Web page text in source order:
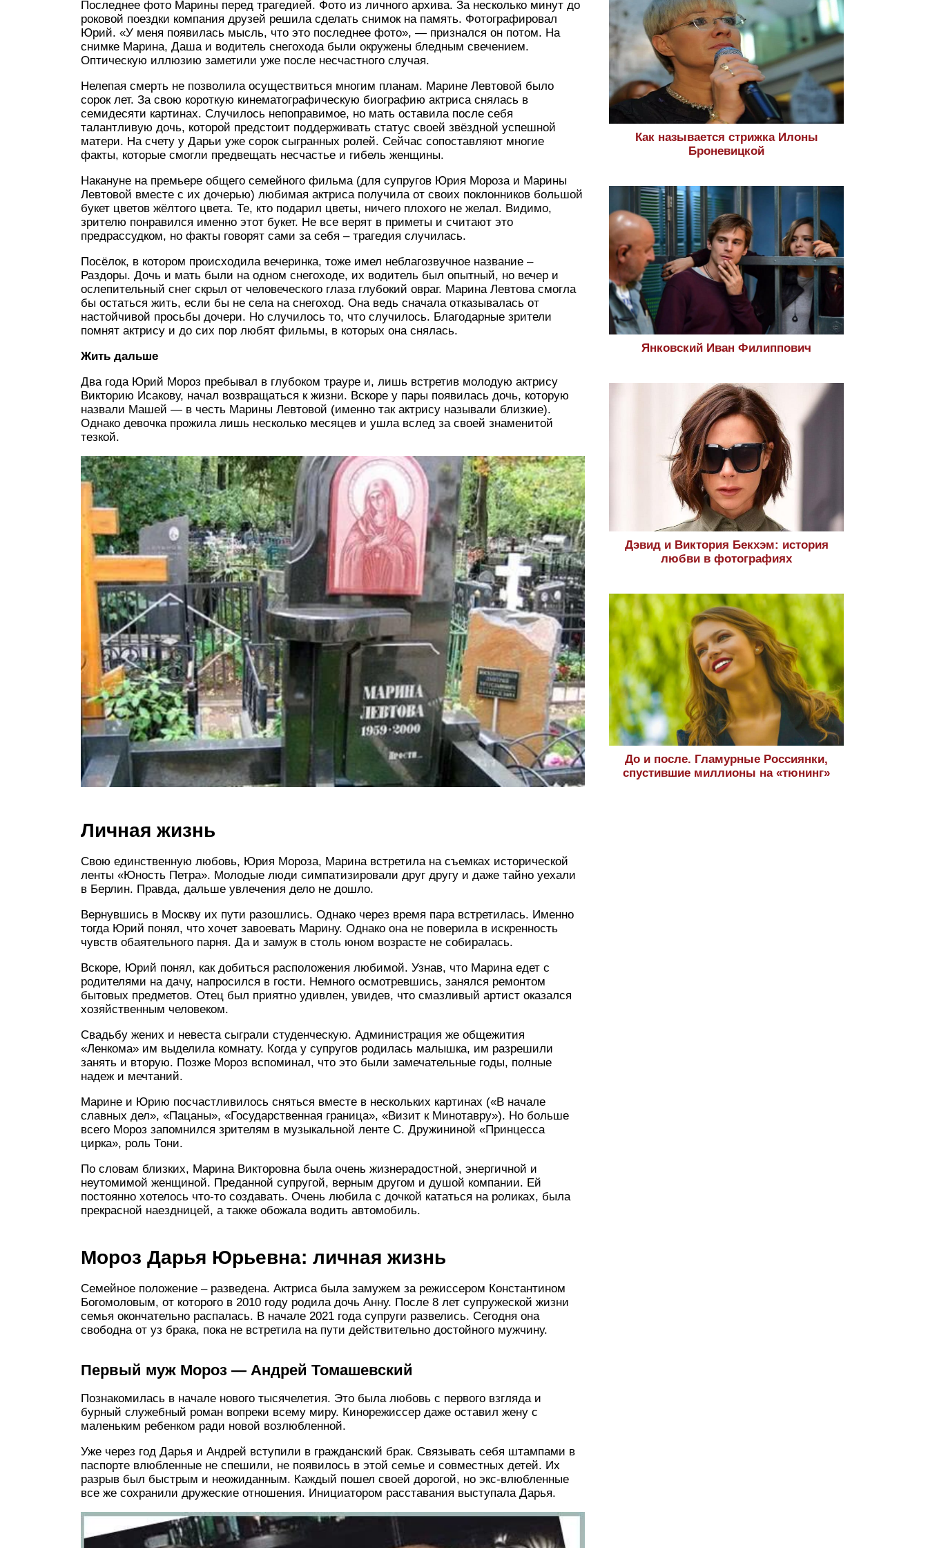
Последнее фото Марины перед трагедией. Фото из личного архива. За несколько минут до
роковой поездки компания друзей решила сделать снимок на память. Фотографировал
Юрий. «У меня появилась мысль, что это последнее фото», — признался он потом. На
снимке Марина, Даша и водитель снегохода были окружены бледным свечением.
Оптическую иллюзию заметили уже после несчастного случая.
Нелепая смерть не позволила осуществиться многим планам. Марине Левтовой было
сорок лет. За свою короткую кинематографическую биографию актриса снялась в
семидесяти картинах. Случилось непоправимое, но мать оставила после себя
талантливую дочь, которой предстоит поддерживать статус своей звёздной успешной
матери. На счету у Дарьи уже сорок сыгранных ролей. Сейчас сопоставляют многие
факты, которые смогли предвещать несчастье и гибель женщины.
Накануне на премьере общего семейного фильма (для супругов Юрия Мороза и Марины
Левтовой вместе с их дочерью) любимая актриса получила от своих поклонников большой
букет цветов жёлтого цвета. Те, кто подарил цветы, ничего плохого не желал. Видимо,
зрителю понравился именно этот букет. Не все верят в приметы и считают это
предрассудком, но факты говорят сами за себя – трагедия случилась.
Посёлок, в котором происходила вечеринка, тоже имел неблагозвучное название –
Раздоры. Дочь и мать были на одном снегоходе, их водитель был опытный, но вечер и
ослепительный снег скрыл от человеческого глаза глубокий овраг. Марина Левтова смогла
бы остаться жить, если бы не села на снегоход. Она ведь сначала отказывалась от
настойчивой просьбы дочери. Но случилось то, что случилось. Благодарные зрители
помнят актрису и до сих пор любят фильмы, в которых она снялась.
Жить дальше
Два года Юрий Мороз пребывал в глубоком трауре и, лишь встретив молодую актрису
Викторию Исакову, начал возвращаться к жизни. Вскоре у пары появилась дочь, которую
назвали Машей — в честь Марины Левтовой (именно так актрису называли близкие).
Однако девочка прожила лишь несколько месяцев и ушла вслед за своей знаменитой
тезкой.
Личная жизнь
Свою единственную любовь, Юрия Мороза, Марина встретила на съемках исторической
ленты «Юность Петра». Молодые люди симпатизировали друг другу и даже тайно уехали
в Берлин. Правда, дальше увлечения дело не дошло.
Вернувшись в Москву их пути разошлись. Однако через время пара встретилась. Именно
тогда Юрий понял, что хочет завоевать Марину. Однако она не поверила в искренность
чувств обаятельного парня. Да и замуж в столь юном возрасте не собиралась.
Вскоре, Юрий понял, как добиться расположения любимой. Узнав, что Марина едет с
родителями на дачу, напросился в гости. Немного осмотревшись, занялся ремонтом
бытовых предметов. Отец был приятно удивлен, увидев, что смазливый артист оказался
хозяйственным человеком.
Свадьбу жених и невеста сыграли студенческую. Администрация же общежития
«Ленкома» им выделила комнату. Когда у супругов родилась малышка, им разрешили
занять и вторую. Позже Мороз вспоминал, что это были замечательные годы, полные
надеж и мечтаний.
Марине и Юрию посчастливилось сняться вместе в нескольких картинах («В начале
славных дел», «Пацаны», «Государственная граница», «Визит к Минотавру»). Но больше
всего Мороз запомнился зрителям в музыкальной ленте С. Дружининой «Принцесса
цирка», роль Тони.
По словам близких, Марина Викторовна была очень жизнерадостной, энергичной и
неутомимой женщиной. Преданной супругой, верным другом и душой компании. Ей
постоянно хотелось что-то создавать. Очень любила с дочкой кататься на роликах, была
прекрасной наездницей, а также обожала водить автомобиль.
Мороз Дарья Юрьевна: личная жизнь
Семейное положение – разведена. Актриса была замужем за режиссером Константином
Богомоловым, от которого в 2010 году родила дочь Анну. После 8 лет супружеской жизни
семья окончательно распалась. В начале 2021 года супруги развелись. Сегодня она
свободна от уз брака, пока не встретила на пути действительно достойного мужчину.
Первый муж Мороз — Андрей Томашевский
Познакомилась в начале нового тысячелетия. Это была любовь с первого взгляда и
бурный служебный роман вопреки всему миру. Кинорежиссер даже оставил жену с
маленьким ребенком ради новой возлюбленной.
Уже через год Дарья и Андрей вступили в гражданский брак. Связывать себя штампами в
паспорте влюбленные не спешили, не появилось в этой семье и совместных детей. Их
разрыв был быстрым и неожиданным. Каждый пошел своей дорогой, но экс-влюбленные
все же сохранили дружеские отношения. Инициатором расставания выступала Дарья.
Как называется стрижка Илоны
Броневицкой
Янковский Иван Филиппович
Дэвид и Виктория Бекхэм: история
любви в фотографиях
До и после. Гламурные Россиянки,
спустившие миллионы на «тюнинг»